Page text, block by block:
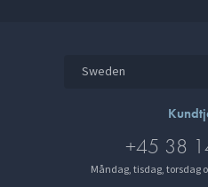
Sweden
+45 38
Måndag, tisdag, torsdag